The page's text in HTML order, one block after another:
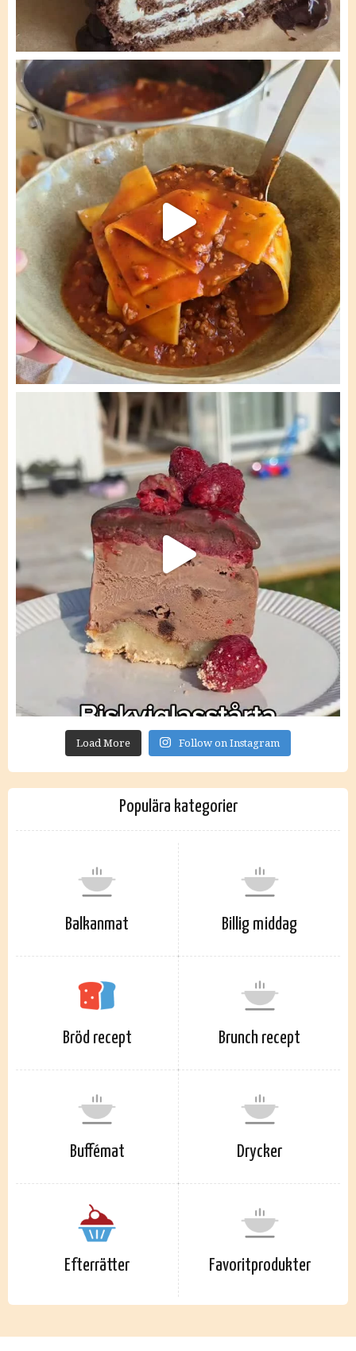
Load More Follow on Instagram
Populära kategorier
Balkanmat Billig middag
Bröd recept Brunch recept
Buffémat Drycker
Efterrätter Favoritprodukter